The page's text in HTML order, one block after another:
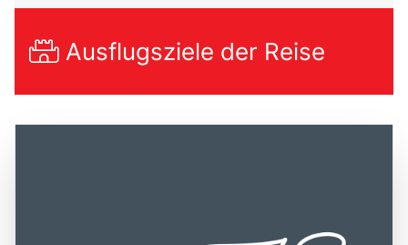
Ausflugsziele der Reise